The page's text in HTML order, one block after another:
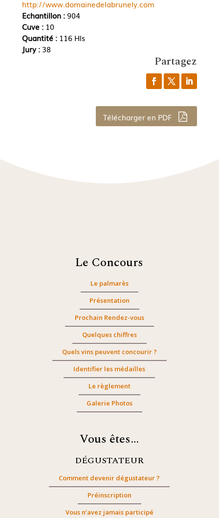
http://www.domainedelabrunely.com
Echantillon :904
Cuve : 10
Quantité : 116 Hls
Jury : 38
Partagez
Télécharger en PDF
Le Concours
Le palmarès
Présentation
Prochain Rendez-vous
Quelques chiffres
Quels vins peuvent concourir ?
Identifier les médailles
Le règlement
Galerie Photos
Vous êtes…
DÉGUSTATEUR
Comment devenir dégustateur ?
Préinscription
Vous n’avez jamais participé